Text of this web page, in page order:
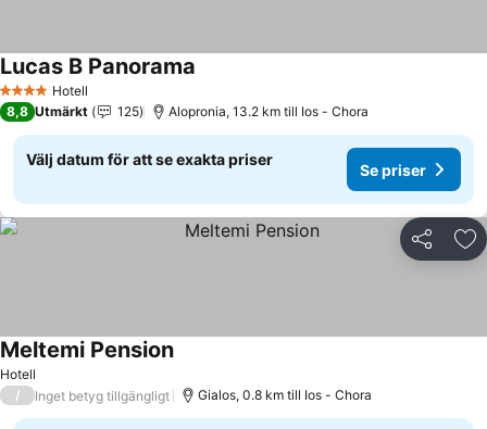
4 StjärnorHotell
Lucas B Panorama
8,8 Utmärkt 125 Alopronia, 13.2 km till Ios - Chora
Välj datum för att se exakta priser
Se priser
Dela
Hotell
Meltemi PensionSe priser
/ Inget betyg tillgängligt Gialos, 0.8 km till Ios - Chora